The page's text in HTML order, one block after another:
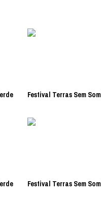
Festival Terras Sem
Festival Terras Sem